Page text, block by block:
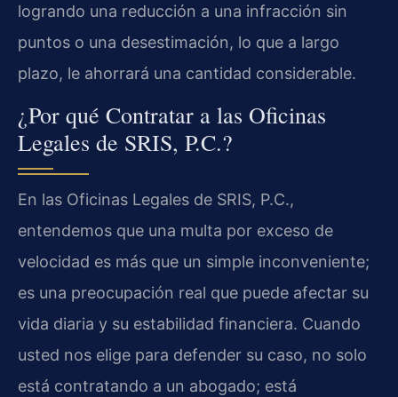
logrando una reducción a una infracción sin
puntos o una desestimación, lo que a largo
plazo, le ahorrará una cantidad considerable.
¿Por qué Contratar a las Oficinas
Legales de SRIS, P.C.?
En las Oficinas Legales de SRIS, P.C.,
entendemos que una multa por exceso de
velocidad es más que un simple inconveniente;
es una preocupación real que puede afectar su
vida diaria y su estabilidad financiera. Cuando
usted nos elige para defender su caso, no solo
está contratando a un abogado; está